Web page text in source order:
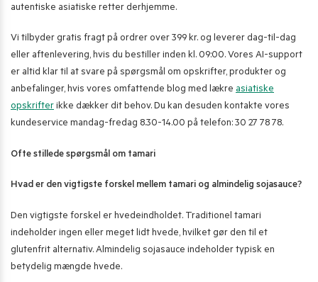
autentiske asiatiske retter derhjemme.
Vi tilbyder gratis fragt på ordrer over 399 kr. og leverer dag-til-dag
eller aftenlevering, hvis du bestiller inden kl. 09:00. Vores AI-support
er altid klar til at svare på spørgsmål om opskrifter, produkter og
anbefalinger, hvis vores omfattende blog med lækre asiatiske
opskrifter ikke dækker dit behov. Du kan desuden kontakte vores
kundeservice mandag-fredag 8.30-14.00 på telefon: 30 27 78 78.
Ofte stillede spørgsmål om tamari
Hvad er den vigtigste forskel mellem tamari og almindelig sojasauce?
Den vigtigste forskel er hvedeindholdet. Traditionel tamari
indeholder ingen eller meget lidt hvede, hvilket gør den til et
glutenfrit alternativ. Almindelig sojasauce indeholder typisk en
betydelig mængde hvede.